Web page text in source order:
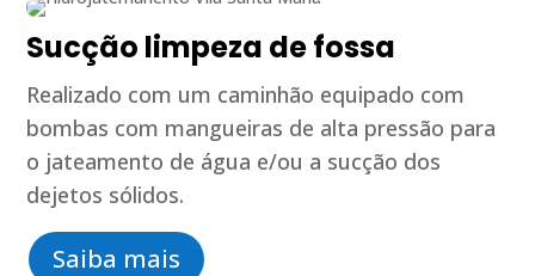
Sucção limpeza de fossa
Realizado com um caminhão equipado com
bombas com mangueiras de alta pressão para
o jateamento de água e/ou a sucção dos
dejetos sólidos.
Saiba mais